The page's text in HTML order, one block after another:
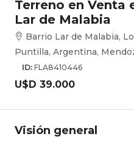
Terreno en Venta
Lar de Malabia
Barrio Lar de Malabia,
Puntilla, Argentina,
ID: FLA8410446
U$D 39.000
Visión general